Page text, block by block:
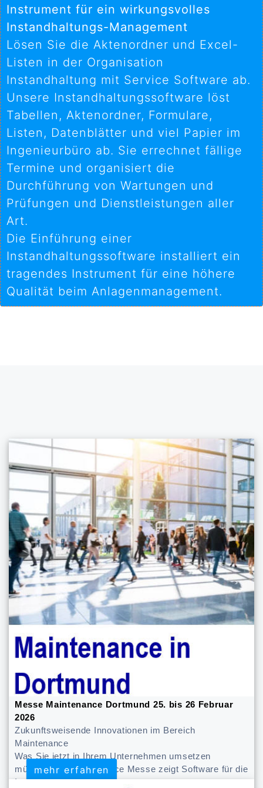
Instrument für ein wirkungsvolles
Instandhaltungs-Management
Lösen Sie die Aktenordner und Excel-
Listen in der Organisation
Instandhaltung mit Service Software ab.
Unsere Instandhaltungssoftware löst
Tabellen, Aktenordner, Formulare,
Listen, Datenblätter und viel Papier im
Ingenieurbüro ab. Sie errechnet fällige
Termine und organisiert die
Durchführung von Wartungen und
Prüfungen und Dienstleistungen aller
Art.
Die Einführung einer
Instandhaltungssoftware installiert ein
tragendes Instrument für eine höhere
Qualität beim Anlagenmanagement.
Messe Maintenance Dortmund 25. bis 26 Februar
2026
Zukunftsweisende Innovationen im Bereich
Maintenance
Was Sie jetzt in Ihrem Unternehmen umsetzen
müssen. Die Maintenance Messe zeigt Software für die
Instandhaltung.
mehr erfahren
mehr erfahren